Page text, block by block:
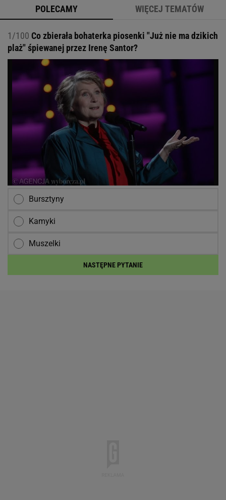
POLECAMY WIĘCEJ TEMATÓW
1/100 Co zbierała bohaterka piosenki "Już nie ma dzikich
plaż" śpiewanej przez Irenę Santor?
Bursztyny
Kamyki
Muszelki
NASTĘPNE PYTANIE